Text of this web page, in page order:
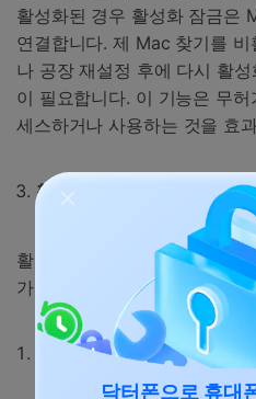
활성화된 경우 활성화 잠금은
연결합니다. 제 Mac 찾기를
나 공장 재설정 후에 다시 활
이 필요합니다. 이 기능은 무
세스하거나 사용하는 것을 효
활성화 잠금을 우회하는 위
활성화 잠금을 우회하는 것은
가질 수 있습니다.
그것은 장치와 개인 데이
할 수 있습니다.닥터폰으로 휴대